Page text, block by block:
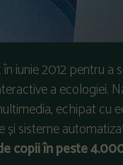
iunie 2012 pentru a
a ecologiei.
echipat cu
sisteme
copii în peste